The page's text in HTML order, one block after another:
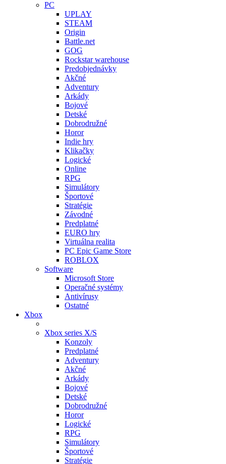
PC
UPLAY
STEAM
Origin
Battle.net
GOG
Rockstar warehouse
Predobjednávky
Akčné
Adventury
Arkády
Bojové
Detské
Dobrodružné
Horor
Indie hry
Klikačky
Logické
Online
RPG
Simulátory
Športové
Stratégie
Závodné
Predplatné
EURO hry
Virtuálna realita
PC Epic Game Store
ROBLOX
Software
Microsoft Store
Operačné systémy
Antivírusy
Ostatné
Xbox
Xbox series X/S
Konzoly
Predplatné
Adventury
Akčné
Arkády
Bojové
Detské
Dobrodružné
Horor
Logické
RPG
Simulátory
Športové
Stratégie